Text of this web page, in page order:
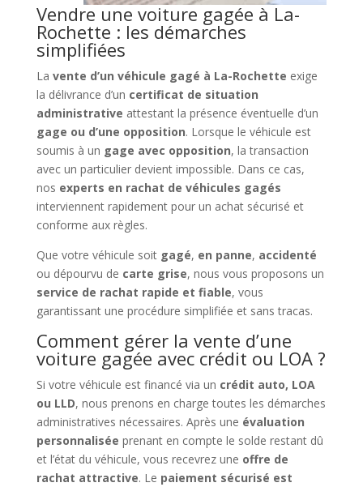
Vendre une voiture gagée à La-
Rochette : les démarches
simplifiées
La vente d’un véhicule gagé à La-Rochette exige
la délivrance d’un certificat de situation
administrative attestant la présence éventuelle d’un
gage ou d’une opposition. Lorsque le véhicule est
soumis à un gage avec opposition, la transaction
avec un particulier devient impossible. Dans ce cas,
nos experts en rachat de véhicules gagés
interviennent rapidement pour un achat sécurisé et
conforme aux règles.
Que votre véhicule soit gagé, en panne, accidenté
ou dépourvu de carte grise, nous vous proposons un
service de rachat rapide et fiable, vous
garantissant une procédure simplifiée et sans tracas.
Comment gérer la vente d’une
voiture gagée avec crédit ou LOA ?
Si votre véhicule est financé via un crédit auto, LOA
ou LLD, nous prenons en charge toutes les démarches
administratives nécessaires. Après une évaluation
personnalisée prenant en compte le solde restant dû
et l’état du véhicule, vous recevrez une offre de
rachat attractive. Le paiement sécurisé est